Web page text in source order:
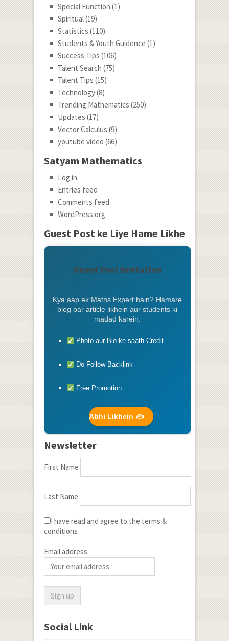
Special Function (1)
Spiritual(19)
Statistics (110)
Students & Youth Guidence (1)
Success Tips (106)
Talent Search (75)
Talent Tips (15)
Technology(8)
Trending Mathematics (250)
Updates (17)
Vector Calculus (9)
youtube video (66)
Satyam Mathematics
Log in
Entries feed
Comments feed
WordPress.org
Guest Post ke Liye Hame Likhe
Guest Post Invitation
Kya aap ek Maths Expert hain? Hamare
blog par article likhein aur students ki
madad karein.
Photo aur Bio ke saath Credit
Do-Follow Backlink
Free Promotion
Abhi Likhein ✍️
Newsletter
First Name
Last Name
I have read and agree to the terms &
conditions
Email address:
Social Link